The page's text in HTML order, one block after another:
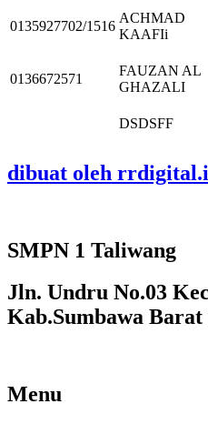
0135927702/1516
ACHMAD
KAAFIi
0136672571
FAUZAN AL
GHAZALI
DSDSFF
dibuat oleh
SMPN 1 Taliwang
Jln. Undru No.03
Kab.Sumbawa
Menu